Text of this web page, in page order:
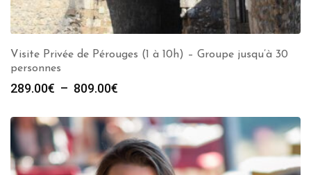
Visite Privée de Pérouges (1 à 10h) – Groupe jusqu’à 30
personnes
289.00€ – 809.00€
prix :
289.00€
à
809.00€